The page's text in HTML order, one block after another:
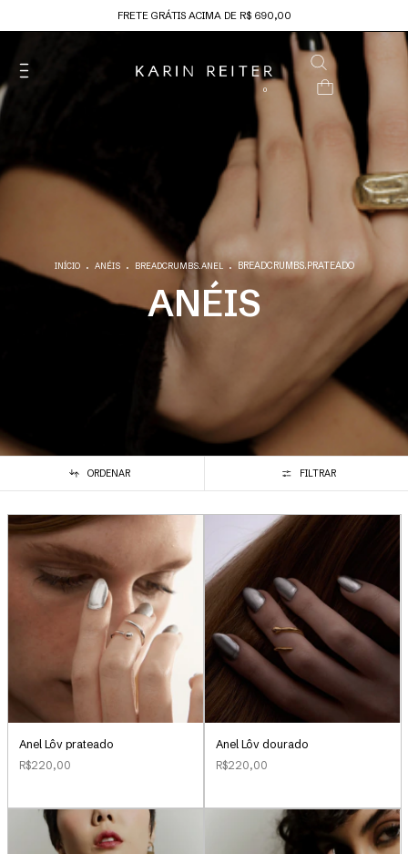
FRETE GRÁTIS ACIMA DE R$ 690,00
0
INÍCIO . ANÉIS . BREADCRUMBS.ANEL . BREADCRUMBS.PRATEADO
ANÉIS
ORDENAR FILTRAR
Anel Lôv prateado
R$220,00
Anel Lôv dourado
R$220,00